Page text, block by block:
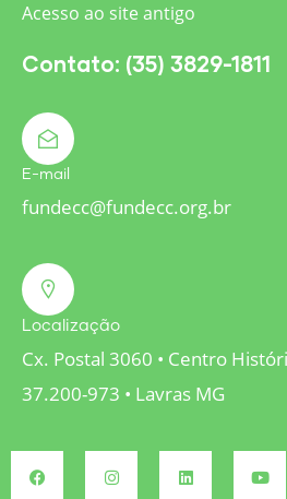
Acesso ao site antigo
Contato: (35) 3829-1811
E-mail
fundecc@fundecc.org.br
Localização
Cx. Postal 3060 • Centro
37.200-973 • Lavras MG